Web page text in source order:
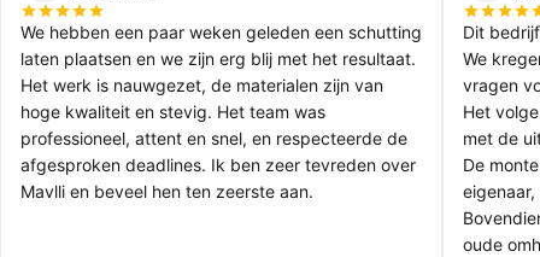
We hebben een paar weken geleden een schutting
laten plaatsen en we zijn erg blij met het resultaat.
Het werk is nauwgezet, de materialen zijn van
hoge kwaliteit en stevig. Het team was
professioneel, attent en snel, en respecteerde de
afgesproken deadlines. Ik ben zeer tevreden over
Mavlli en beveel hen ten zeerste aan.
Dit
We
vragen
Het
met de
De
oude